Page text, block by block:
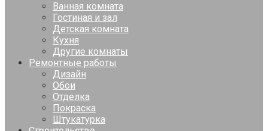
Ванная комната
Гостиная и зал
Детская комната
Кухня
Другие комнаты
Ремонтные работы
Дизайн
Обои
Отделка
Покраска
Штукатурка